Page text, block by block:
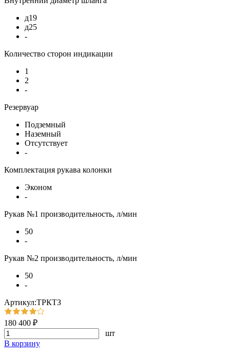
д19
д25
-
Количество сторон индикации
1
2
-
Резервуар
Подземный
Наземный
Отсутствует
-
Комплектация рукава колонки
Эконом
-
Рукав №1 производительность, л/мин
50
-
Рукав №2 производительность, л/мин
50
-
Артикул:ТРКТЗ
180 400 ₽
шт
В корзину